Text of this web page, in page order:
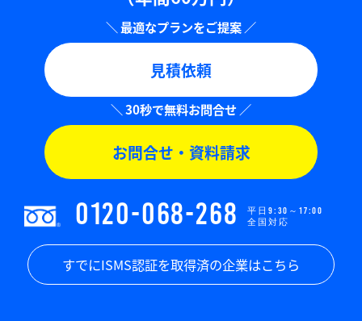
見積依頼
お問合せ・資料請求
0120-068-268
平日9:30～17:00
全国対応
すでにISMS認証を取得済の企業はこちら